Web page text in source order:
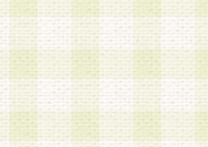
会員と同一のメールアドレ
サービスを提供している企
われる本人またはその家族
と判断する場合